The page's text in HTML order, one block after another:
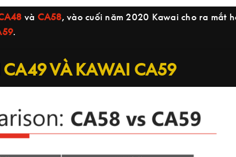
và CA58, vào cuối năm 2020 Kawai cho ra mắt
.
VÀ KAWAI CA59